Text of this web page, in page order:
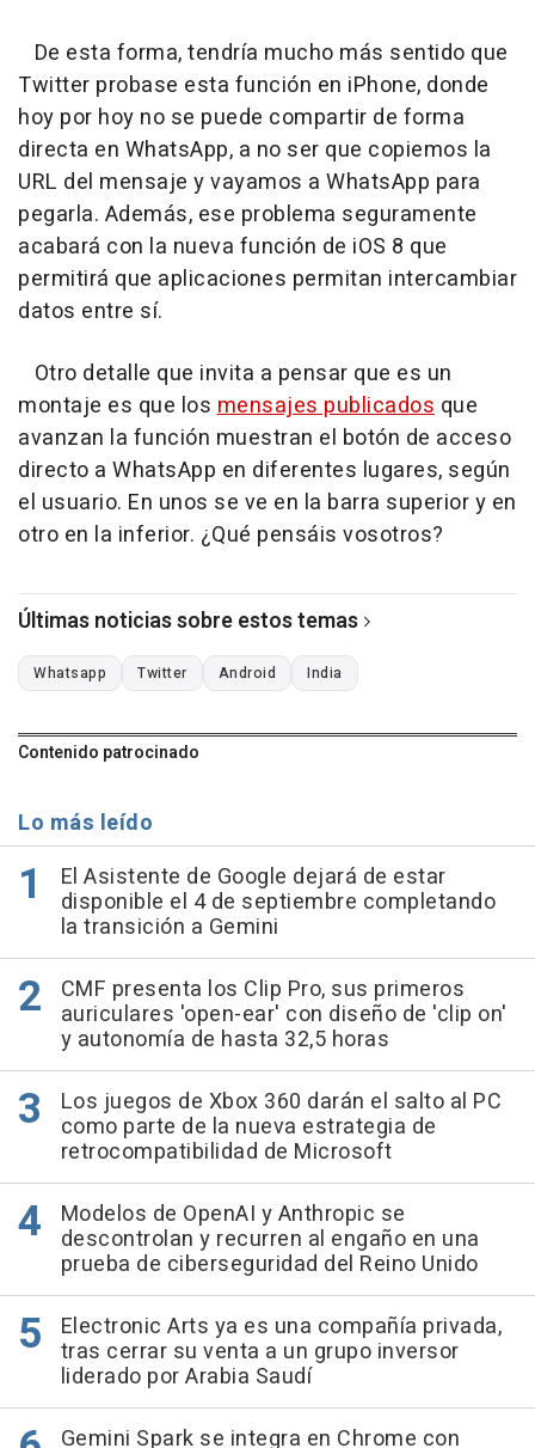
De esta forma, tendría mucho más sentido que
Twitter probase esta función en iPhone, donde
hoy por hoy no se puede compartir de forma
directa en WhatsApp, a no ser que copiemos la
URL del mensaje y vayamos a WhatsApp para
pegarla. Además, ese problema seguramente
acabará con la nueva función de iOS 8 que
permitirá que aplicaciones permitan intercambiar
datos entre sí.
Otro detalle que invita a pensar que es un
montaje es que losmensajes publicados que
avanzan la función muestran el botón de acceso
directo a WhatsApp en diferentes lugares, según
el usuario. En unos se ve en la barra superior y en
otro en la inferior. ¿Qué pensáis vosotros?
Últimas noticias sobre estos temas
Whatsapp Twitter Android India
Contenido patrocinado
Lo más leído
El Asistente de Google dejará de estar
disponible el 4 de septiembre completando
la transición a Gemini
CMF presenta los Clip Pro, sus primeros
auriculares 'open-ear' con diseño de 'clip on'
y autonomía de hasta 32,5 horas
Los juegos de Xbox 360 darán el salto al PC
como parte de la nueva estrategia de
retrocompatibilidad de Microsoft
Modelos de OpenAI y Anthropic se
descontrolan y recurren al engaño en una
prueba de ciberseguridad del Reino Unido
Electronic Arts ya es una compañía privada,
tras cerrar su venta a un grupo inversor
liderado por Arabia Saudí
Gemini Spark se integra en Chrome con